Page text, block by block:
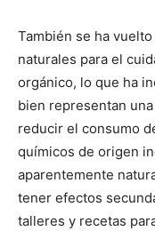
También se ha
naturales para el
orgánico, lo que ha
bien representan
reducir el consumo
químicos de origen
aparentemente
tener efectos
talleres y recetas